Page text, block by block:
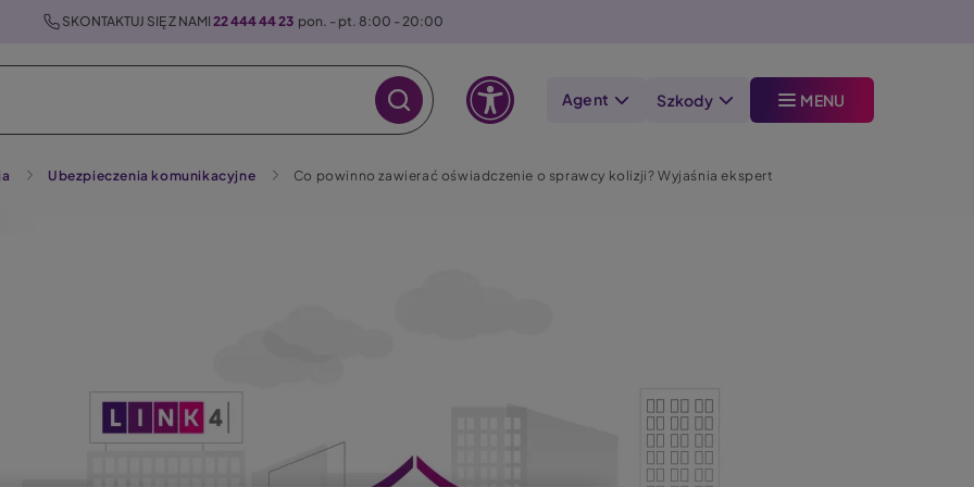
SKONTAKTUJ SIĘ Z NAMI 22 444 44 23 pon. - pt. 8:00 - 20:00
Agent Szkody MENU
Ubezpieczenia komunikacyjne Co powinno zawierać oświadczenie o sprawcy kolizji? Wyjaśnia ekspert